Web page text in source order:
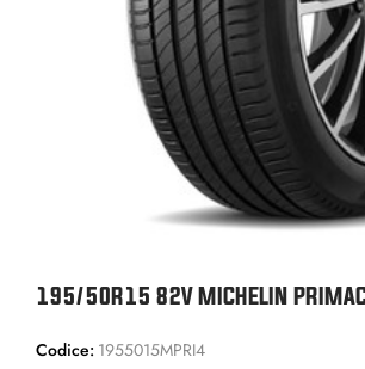
195/50R15 82V MICHELIN
Codice: 1955015MPRI4